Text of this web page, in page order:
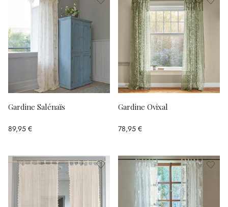
Gardine Salénaïs
89,95 €
Gardine Ovixal
78,95 €